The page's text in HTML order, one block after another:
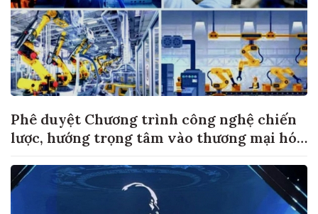
Phê duyệt Chương trình công nghệ chiến
lược, hướng trọng tâm vào thương mại hóa